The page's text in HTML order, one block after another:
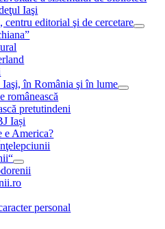
Iaşi
centru editorial şi de cercetare
în România şi în lume
românească
pretutindeni
Iași
e America?
personal